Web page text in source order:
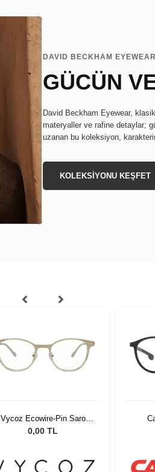
DAVID BECKHAM
GÜCÜN
David Beckham Eyewear,
materyaller ve rafine detaylar;
uzanan bu koleksiyon,
KOLEKSİYONU KEŞFET
Vycoz Ecowire-Pin Saro
TOP 50-19
0,00 TL